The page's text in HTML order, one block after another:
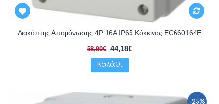
Διακόπτης Απομόνωσης 4P 16A IP65 Κόκκινος EC660164E
58,90€ 44,18€
Καλάθι
-25%